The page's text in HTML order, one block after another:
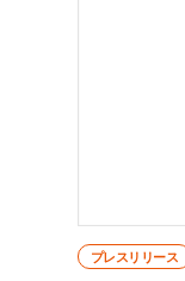
プレスリリース